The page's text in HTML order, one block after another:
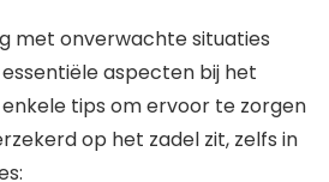
met onverwachte situaties
aspecten bij het
enkele tips om ervoor te zorgen
op het zadel zit, zelfs in